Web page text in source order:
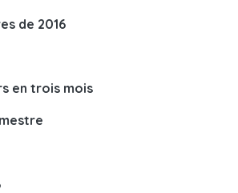
de 2016
en trois mois